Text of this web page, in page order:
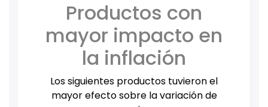
Productos con
mayor impacto en
la inflación
Los siguientes productos tuvieron el
mayor efecto sobre la variación de